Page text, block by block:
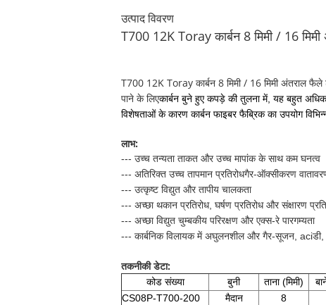
उत्पाद विवरण
T700 12K Toray कार्बन 8 मिमी / 16
T700 12K Toray कार्बन 8 मिमी / 16 मिमी अंतराल
पाने के लिएकार्बन बुने हुए कपड़े की तुलना में, यह बहुत
विशेषताओं के कारण कार्बन फाइबर फैब्रिक का उपयोग
लाभ:
--- उच्च तन्यता ताकत और उच्च मापांक के साथ कम घनत्व
--- अतिरिक्त उच्च तापमान प्रतिरोधगैर-ऑक्सीकरण
--- उत्कृष्ट विद्युत और तापीय चालकता
--- अच्छा थकान प्रतिरोध, घर्षण प्रतिरोध और संक्षारण
--- अच्छा विद्युत चुम्बकीय परिरक्षण और एक्स-रे पारगम्यता
--- कार्बनिक विलायक में अघुलनशील और गैर-सूजन, aciडी,
तकनीकी डेटा:
कोड संख्या बुनी ताना (मिमी)
CS08P-T700-200
मैदान 8